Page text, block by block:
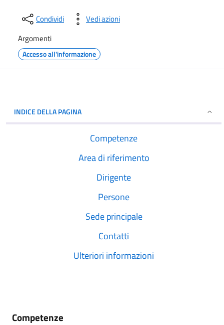
Condividi
Vedi azioni
Argomenti
Accesso all'informazione
INDICE DELLA PAGINA
Competenze
Area di riferimento
Dirigente
Persone
Sede principale
Contatti
Ulteriori informazioni
Competenze